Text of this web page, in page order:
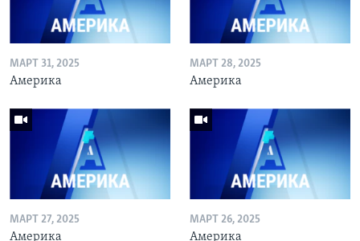
МАРТ 31, 2025
Америка
МАРТ 28, 2025
Америка
МАРТ 27, 2025
Америка
МАРТ 26, 2025
Америка